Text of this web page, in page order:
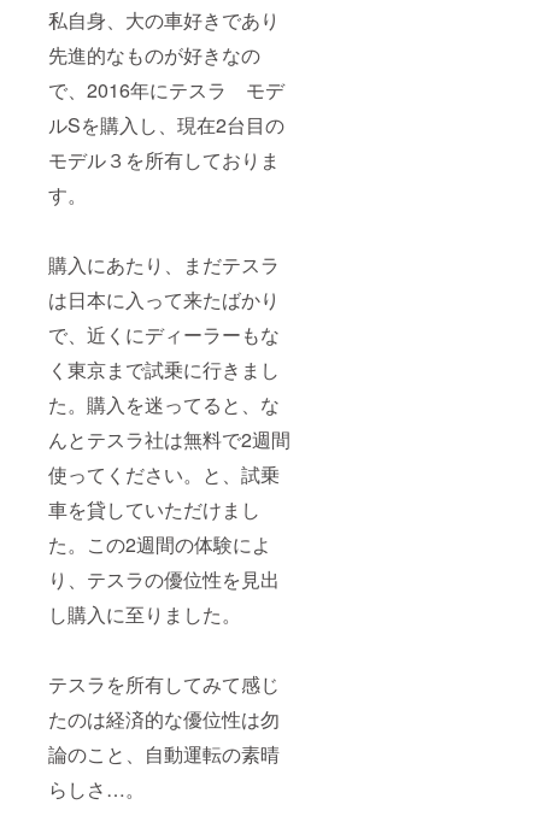
私自身、大の車好きであり
先進的なものが好きなの
で、2016年にテスラ モデ
ルSを購入し、現在2台目の
モデル３を所有しておりま
す。
購入にあたり、まだテスラ
は日本に入って来たばかり
で、近くにディーラーもな
く東京まで試乗に行きまし
た。購入を迷ってると、な
んとテスラ社は無料で2週間
使ってください。と、試乗
車を貸していただけまし
た。この2週間の体験によ
り、テスラの優位性を見出
し購入に至りました。
テスラを所有してみて感じ
たのは経済的な優位性は勿
論のこと、自動運転の素晴
らしさ…。